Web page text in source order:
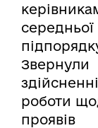
роботи